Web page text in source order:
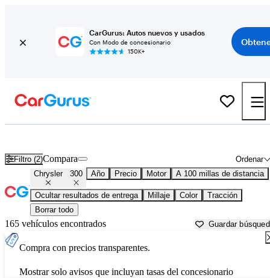
CarGurus: Autos nuevos y usados
Con Modo de concesionario
150K+
Filtro (2) Ordenar
Compara
Chrysler 300 Año Precio Motor A 100 millas de distancia
Ocultar resultados de entrega Millaje Color
Tracción
Borrar todo
165 vehículos encontrados Guardar
Compra con precios transparentes.
Mostrar solo avisos que incluyan tasas del concesionario